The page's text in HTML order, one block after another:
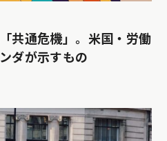
共通危機」。米国・労働
ダが示すもの